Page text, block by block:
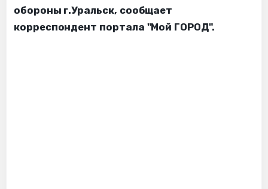
обороны г.Уральск, сообщает
корреспондент портала "Мой ГОРОД".